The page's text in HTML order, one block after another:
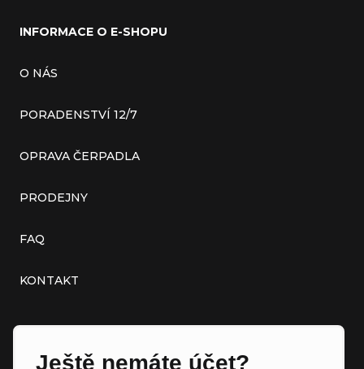
INFORMACE O E-SHOPU
O NÁS
PORADENSTVÍ 12/7
OPRAVA ČERPADLA
PRODEJNY
FAQ
KONTAKT
Ještě nemáte účet?